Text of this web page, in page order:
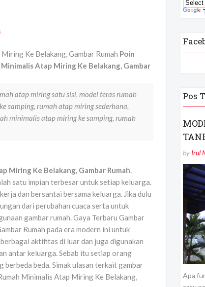
Ke Belakang, Gambar Rumah Poin
Atap Miring Ke Belakang, Gambar
atap miring satu sisi, model teras rumah
samping, rumah atap miring sederhana,
minimalis atap miring ke samping, rumah
Miring Ke Belakang, Gambar Rumah.
satu impian terbesar untuk setiap keluarga.
dan bersantai bersama keluarga. Jika dulu
dari perubahan cuaca serta untuk
gambar rumah. Gaya Terbaru Gambar
Rumah pada era modern ini untuk
aktifitas di luar dan juga digunakan
antar keluarga. Sebab itu setiap orang
beda. Simak ulasan terkait gambar
Minimalis Atap Miring Ke Belakang,
Pos
by Irul
Apa